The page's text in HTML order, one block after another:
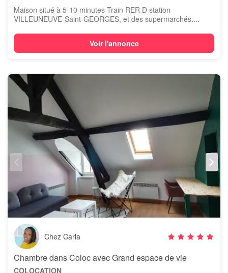
Maison situé à 5-10 minutes Train RER D station
VILLEUNEUVE-Saint-GEORGES, et des supermarchés....
Voir l'annonce
Chez Carla
Chambre dans Coloc avec Grand espace de vie
COLOCATION